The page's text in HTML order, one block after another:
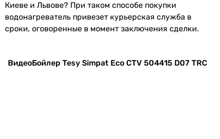
Тип бойлера электрический
Производство Болгария
Киеве и Львове? При таком способе покупки
водонагреватель привезет курьерская служба в
сроки, оговоренные в момент заключения сделки.
ВидеоБойлер Tesy Simpat Eco CTV 504415 D07 TRC